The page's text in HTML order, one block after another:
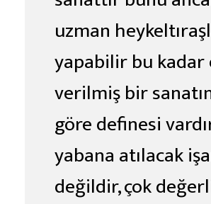
uzman
yapabilir bu kadar
verilmiş bir
göre definesi
yabana atılacak
değildir, çok